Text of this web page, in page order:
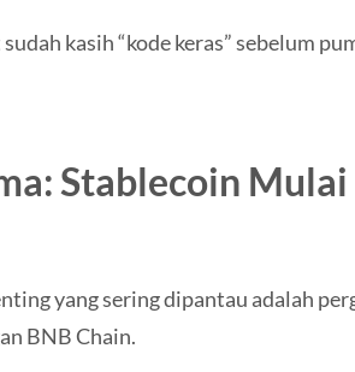
kasih “kode keras” sebelum
Stablecoin
yang sering dipantau adalah
BNB Chain.